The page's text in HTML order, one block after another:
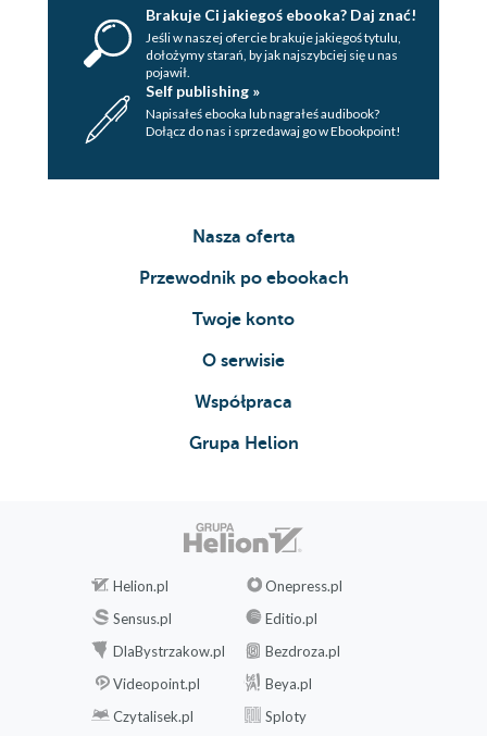
Brakuje Ci jakiegoś ebooka? Daj znać!
Jeśli w naszej ofercie brakuje jakiegoś tytulu,
dołożymy starań, by jak najszybciej się u nas
pojawił.
Self publishing »
Napisałeś ebooka lub nagrałeś audibook?
Dołącz do nas i sprzedawaj go w Ebookpoint!
Nasza oferta
Przewodnik po ebookach
Twoje konto
O serwisie
Współpraca
Grupa Helion
Helion.pl
Onepress.pl
Sensus.pl
Editio.pl
DlaBystrzakow.pl
Bezdroza.pl
Videopoint.pl
Beya.pl
Czytalisek.pl
Sploty